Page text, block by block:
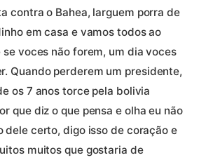
contra o Bahea, larguem porra de
em casa e vamos todos ao
se voces não forem, um dia voces
Quando perderem um presidente,
os 7 anos torce pela bolivia
que diz o que pensa e olha eu não
dele certo, digo isso de coração e
muitos que gostaria de